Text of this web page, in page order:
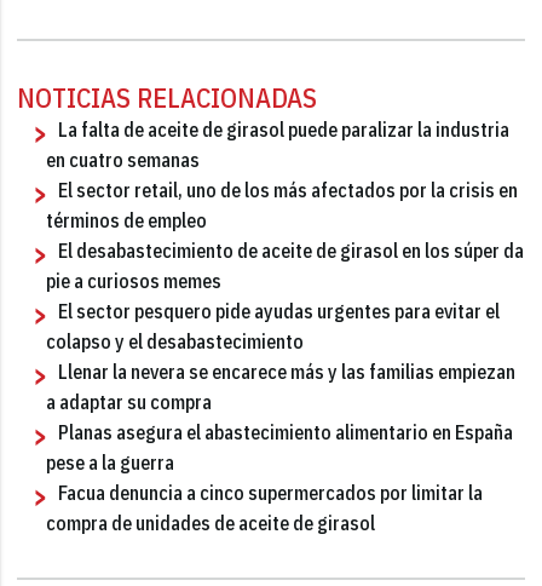
NOTICIAS RELACIONADAS
La falta de aceite de girasol puede paralizar la industria
en cuatro semanas
El sector retail, uno de los más afectados por la crisis en
términos de empleo
El desabastecimiento de aceite de girasol en los súper da
pie a curiosos memes
El sector pesquero pide ayudas urgentes para evitar el
colapso y el desabastecimiento
Llenar la nevera se encarece más y las familias empiezan
a adaptar su compra
Planas asegura el abastecimiento alimentario en España
pese a la guerra
Facua denuncia a cinco supermercados por limitar la
compra de unidades de aceite de girasol